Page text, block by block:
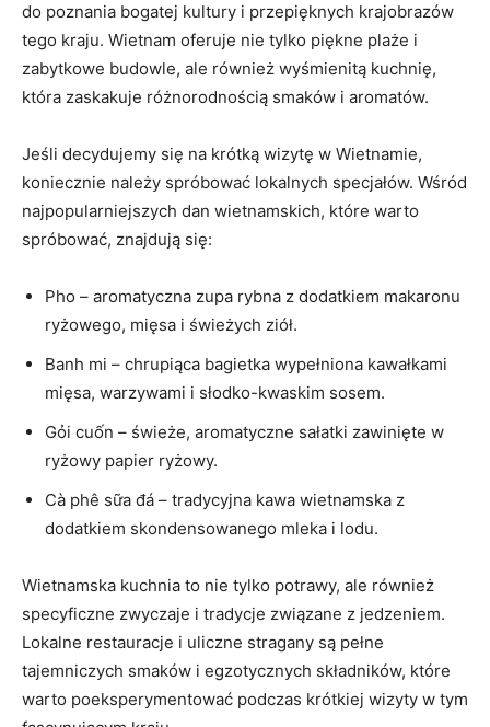
do poznania bogatej kultury‌ i przepięknych‍ krajobrazów
tego ⁤kraju. Wietnam oferuje⁣ nie tylko piękne‌ plaże i
zabytkowe ⁤budowle, ale również wyśmienitą kuchnię,​
która ‍zaskakuje różnorodnością smaków‍ i ‍aromatów.
Jeśli decydujemy się na krótką ‍wizytę w Wietnamie,
‌koniecznie należy spróbować lokalnych specjałów. Wśród‍
najpopularniejszych dan‌ wietnamskich, które warto
‍spróbować,⁢ znajdują się:
Pho – ​aromatyczna ⁤zupa rybna z dodatkiem makaronu
ryżowego, mięsa i świeżych ⁣ziół.
Banh mi – chrupiąca ⁣bagietka wypełniona‍ kawałkami
mięsa, warzywami i słodko-kwaskim sosem.
Gỏi cuốn – świeże, aromatyczne​ sałatki zawinięte w
ryżowy papier ryżowy.
Cà phê sữa đá – tradycyjna ⁢kawa wietnamska z
dodatkiem skondensowanego mleka i⁤ lodu.
Wietnamska ‍kuchnia to ​nie tylko ‌potrawy, ale również
‌specyficzne zwyczaje i ‌tradycje związane z ⁢jedzeniem.
Lokalne restauracje i uliczne stragany⁣ są pełne
tajemniczych smaków​ i egzotycznych składników, które
⁣warto poeksperymentować podczas krótkiej wizyty w​ tym​